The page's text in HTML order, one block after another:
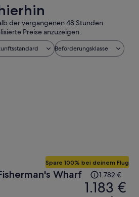
der vergangenen 48 Stunden
Preise anzuzeigen.
Beförderungsklasse
Wharf
Spare 100% bei deinem Flug
Der
Preis
betrug
1.782 €
1.183 €